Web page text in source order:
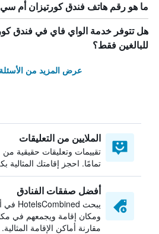
ما هو رقم هاتف فندق كورتيزان أم
هل تتوفر خدمة الواي فاي في فندق
للبالغين فقط؟
عرض المزيد من
الملايين من التعليقات
تقييمات وتعليقات حقيقية من
تمامًا. احجز إقامتك المثالية
أفضل صفقات الفنادق
ومكان إقامة ويجمعهم في
مقارنة أماكن الإقامة المثالية.